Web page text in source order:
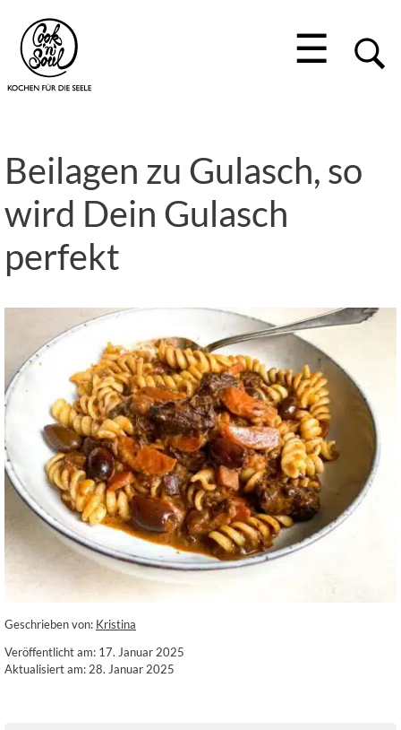
☰
Beilagen zu Gulasch, so
wird Dein Gulasch
perfekt
Geschrieben von: Kristina
Veröffentlicht am: 17. Januar 2025
Aktualisiert am: 28. Januar 2025